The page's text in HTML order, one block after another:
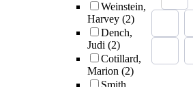
Weinstein,
Harvey (2)
Dench,
Judi (2)
Cotillard,
Marion (2)